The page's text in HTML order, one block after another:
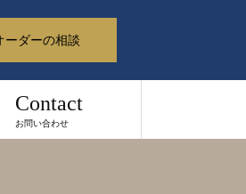
ーダーの相談
Contact
お問い合わせ